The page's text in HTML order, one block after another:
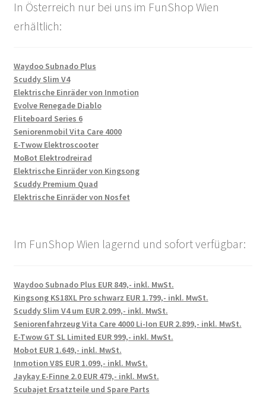
In Österreich nur bei uns im FunShop Wien
erhältlich:
Waydoo Subnado Plus
Scuddy Slim V4
Elektrische Einräder von Inmotion
Evolve Renegade Diablo
Fliteboard Series 6
Seniorenmobil Vita Care 4000
E-Twow Elektroscooter
MoBot Elektrodreirad
Elektrische Einräder von Kingsong
Scuddy Premium Quad
Elektrische Einräder von Nosfet
Im FunShop Wien lagernd und sofort verfügbar:
Waydoo Subnado Plus EUR 849,- inkl. MwSt.
Kingsong KS18XL Pro schwarz EUR 1.799,- inkl. MwSt.
Scuddy Slim V4 um EUR 2.099,- inkl. MwSt.
Seniorenfahrzeug Vita Care 4000 Li-Ion EUR 2.899,- inkl. MwSt.
E-Twow GT SL Limited EUR 999,- inkl. MwSt.
Mobot EUR 1.649,- inkl. MwSt.
Inmotion V8S EUR 1.099,- inkl. MwSt.
Jaykay E-Finne 2.0 EUR 479,- inkl. MwSt.
Scubajet Ersatzteile und Spare Parts